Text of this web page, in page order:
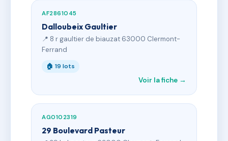
AF2861045
Dalloubeix Gaultier
📍 8 r gaultier de biauzat 63000 Clermont-
Ferrand
🏠 19 lots
Voir la fiche →
AG0102319
29 Boulevard Pasteur